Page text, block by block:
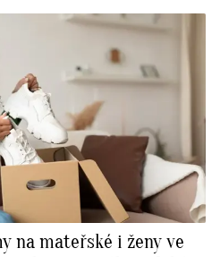
na mateřské i ženy ve